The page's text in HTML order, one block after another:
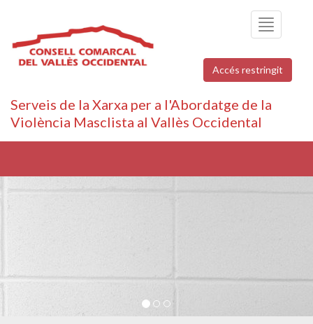
Toggle
navigation
Accés restringit
Serveis de la Xarxa per a l'Abordatge de la
Violència Masclista al Vallès Occidental